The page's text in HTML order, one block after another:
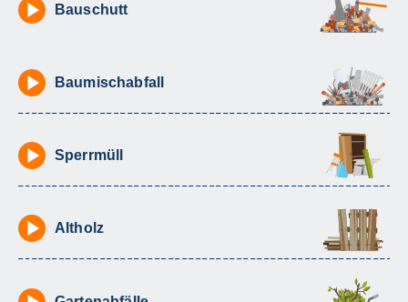
Bauschutt
Baumischabfall
Sperrmüll
Altholz